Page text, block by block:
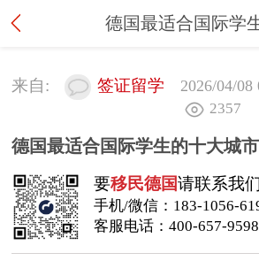
来自: 签证留学 2026/04/08
2357
德国最适合国际学生的十大城市
要移民德国请联系我们
手机/微信： 183-1056-
客服电话： 400-657-9598